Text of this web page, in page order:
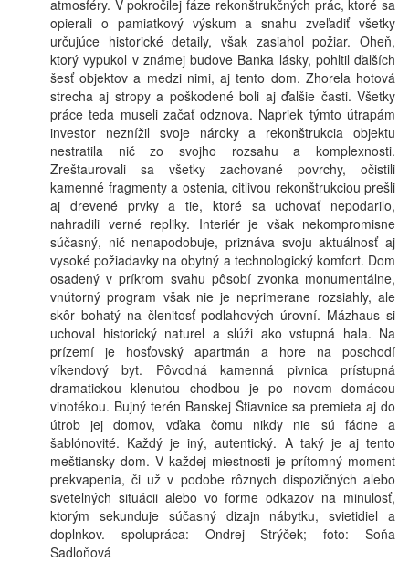
atmosféry. V pokročilej fáze rekonštrukčných prác, ktoré sa
opierali o pamiatkový výskum a snahu zveľadiť všetky
určujúce historické detaily, však zasiahol požiar. Oheň,
ktorý vypukol v známej budove Banka lásky, pohltil ďalších
šesť objektov a medzi nimi, aj tento dom. Zhorela hotová
strecha aj stropy a poškodené boli aj ďalšie časti. Všetky
práce teda museli začať odznova. Napriek týmto útrapám
investor neznížil svoje nároky a rekonštrukcia objektu
nestratila nič zo svojho rozsahu a komplexnosti.
Zreštaurovali sa všetky zachované povrchy, očistili
kamenné fragmenty a ostenia, citlivou rekonštrukciou prešli
aj drevené prvky a tie, ktoré sa uchovať nepodarilo,
nahradili verné repliky. Interiér je však nekompromisne
súčasný, nič nenapodobuje, priznáva svoju aktuálnosť aj
vysoké požiadavky na obytný a technologický komfort. Dom
osadený v príkrom svahu pôsobí zvonka monumentálne,
vnútorný program však nie je neprimerane rozsiahly, ale
skôr bohatý na členitosť podlahových úrovní. Mázhaus si
uchoval historický naturel a slúži ako vstupná hala. Na
prízemí je hosťovský apartmán a hore na poschodí
víkendový byt. Pôvodná kamenná pivnica prístupná
dramatickou klenutou chodbou je po novom domácou
vinotékou. Bujný terén Banskej Štiavnice sa premieta aj do
útrob jej domov, vďaka čomu nikdy nie sú fádne a
šablónovité. Každý je iný, autentický. A taký je aj tento
meštiansky dom. V každej miestnosti je prítomný moment
prekvapenia, či už v podobe rôznych dispozičných alebo
svetelných situácii alebo vo forme odkazov na minulosť,
ktorým sekunduje súčasný dizajn nábytku, svietidiel a
doplnkov. spolupráca: Ondrej Strýček; foto: Soňa
Sadloňová